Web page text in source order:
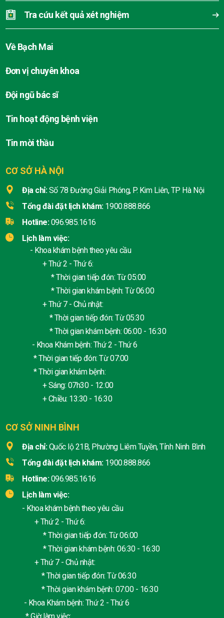
CƠ SỞ HÀ NỘI
Địa chỉ: Số 78 Đường Giải Phóng, P. Kim Liên, TP Hà Nội
Tổng đài đặt lịch khám: 1900.888.866
Hotline: 096.985.1616
Lịch làm việc:
- Khoa khám bệnh theo yêu cầu
+ Thứ 2 - Thứ 6:
* Thời gian tiếp đón: Từ 05:00
* Thời gian khám bệnh: Từ 06:00
+ Thứ 7 - Chủ nhật:
* Thời gian tiếp đón: Từ 05:30
* Thời gian khám bệnh: 06:00 - 16:30
- Khoa Khám bệnh: Thứ 2 - Thứ 6
* Thời gian tiếp đón: Từ 07:00
* Thời gian khám bệnh:
+ Sáng: 07h30 - 12:00
+ Chiều: 13:30 - 16:30
CƠ SỞ NINH BÌNH
Địa chỉ: Quốc lộ 21B, Phường Liêm Tuyền, Tỉnh Ninh Bình
Tổng đài đặt lịch khám: 1900.888.866
Hotline: 096.985.1616
Lịch làm việc:
- Khoa khám bệnh theo yêu cầu
+ Thứ 2 - Thứ 6:
* Thời gian tiếp đón: Từ 06:00
* Thời gian khám bệnh: 06:30 - 16:30
+ Thứ 7 - Chủ nhật:
* Thời gian tiếp đón: Từ 06:30
* Thời gian khám bệnh: 07:00 - 16:30
- Khoa Khám bệnh: Thứ 2 - Thứ 6
Tra cứu kết quả xét nghiệm
Về Bạch Mai
Đơn vị chuyên khoa
Đội ngũ bác sĩ
Tin hoạt động bệnh viện
Tin mời thầu